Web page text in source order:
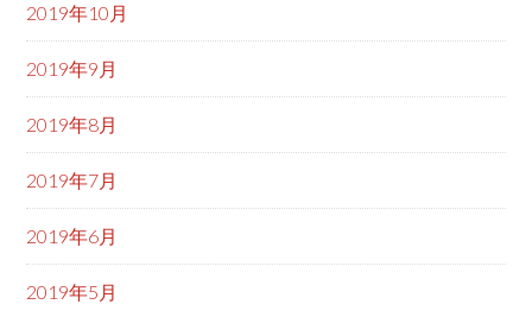
2019年10月
2019年9月
2019年8月
2019年7月
2019年6月
2019年5月